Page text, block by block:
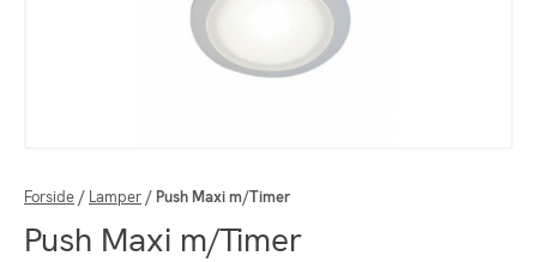
Forside / Lamper / Push Maxi m/Timer
Push Maxi m/Timer